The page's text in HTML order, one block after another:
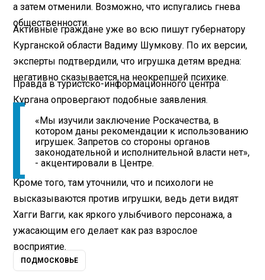
а затем отменили. Возможно, что испугались гнева
общественности.
Активные граждане уже во всю пишут губернатору
Курганской области Вадиму Шумкову. По их версии,
эксперты подтвердили, что игрушка детям вредна:
негативно сказывается на неокрепшей психике.
Правда в туристско-информационного центра
Кургана опровергают подобные заявления.
«Мы изучили заключение Роскачества, в
котором даны рекомендации к использованию
игрушек. Запретов со стороны органов
законодательной и исполнительной власти нет»,
- акцентировали в Центре.
Кроме того, там уточнили, что и психологи не
высказываются против игрушки, ведь дети видят
Хагги Вагги, как яркого улыбчивого персонажа, а
ужасающим его делает как раз взрослое
восприятие.
ПОДМОСКОВЬЕ